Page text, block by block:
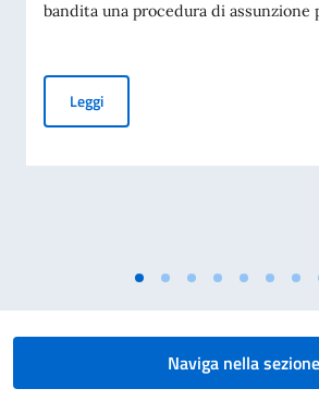
bandita una procedura di assunzione
LeggiAVVISO ASSUNZIONE DI 1
Naviga nella sezione